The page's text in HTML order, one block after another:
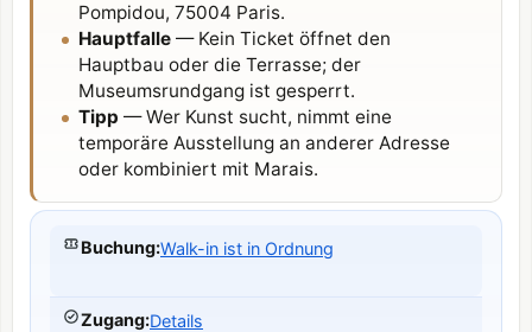
Pompidou, 75004 Paris.
Hauptfalle — Kein Ticket öffnet den
Hauptbau oder die Terrasse; der
Museumsrundgang ist gesperrt.
Tipp — Wer Kunst sucht, nimmt eine
temporäre Ausstellung an anderer Adresse
oder kombiniert mit Marais.
Buchung:Walk-in ist in Ordnung
Zugang:Details